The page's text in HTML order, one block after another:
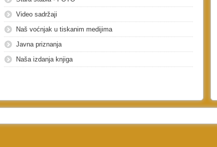
Video sadržaji
Naš voćnjak u tiskanim medijima
Javna priznanja
Naša izdanja knjiga